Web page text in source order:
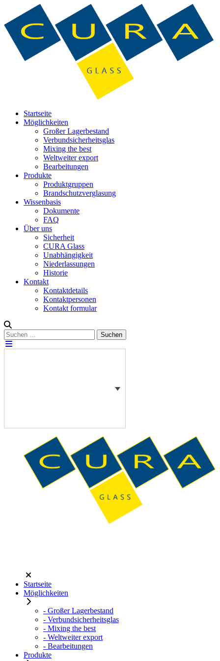
Startseite
Möglichkeiten
Großer Lagerbestand
Verbundsicherheitsglas
Mixing the best
Weltweiter export
Bearbeitungen
Produkte
Produktgruppen
Brandschutzverglasung
Wissenbasis
Dokumente
FAQ
Über uns
Sicherheit
CURA Glass
Unabhängigkeit
Niederlassungen
Historie
Kontakt
Kontaktdetails
Kontaktpersonen
Kontakt formular
Suchen
nach:
Suchen
Startseite
Möglichkeiten
- Großer Lagerbestand
- Verbundsicherheitsglas
- Mixing the best
- Weltweiter export
- Bearbeitungen
Produkte